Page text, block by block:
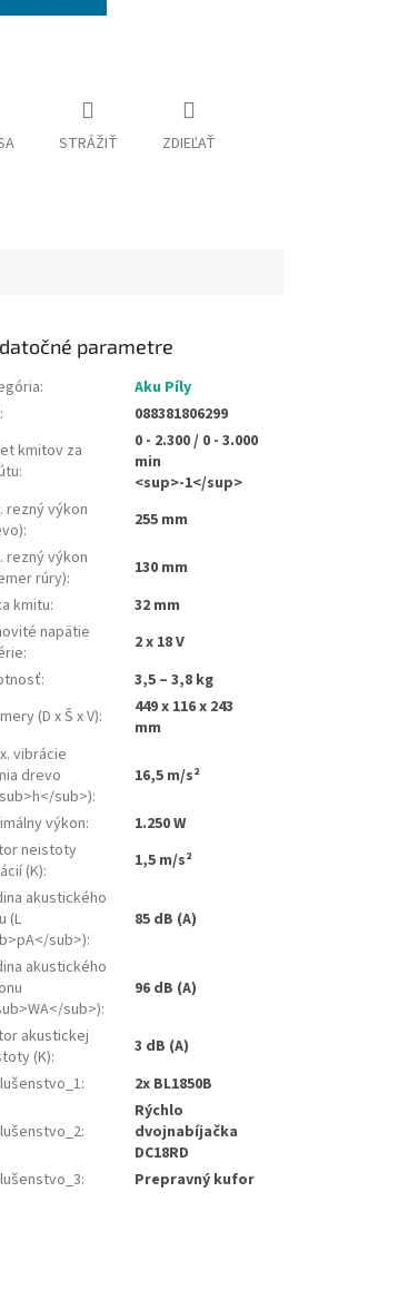
STRÁŽIŤ ZDIEĽAŤ
parametre
:
Aku Píly
:
088381806299
kmitov za
:
0 - 2.300 / 0 - 3.000
min
<sup>-1</sup>
rezný výkon
:
255 mm
rezný výkon
rúry):
130 mm
kmitu:
32 mm
napätie
:
2 x 18 V
:
3,5 – 3,8 kg
(D x Š x V):
449 x 116 x 243
mm
vibrácie
drevo
sub>):
16,5 m/s²
výkon:
1.250 W
neistoty
(K):
1,5 m/s²
akustického
(L
sub>):
85 dB (A)
akustického
sub>):
96 dB (A)
akustickej
(K):
3 dB (A)
: 2x BL1850B
:
Rýchlo
dvojnabíjačka
DC18RD
: Prepravný kufor